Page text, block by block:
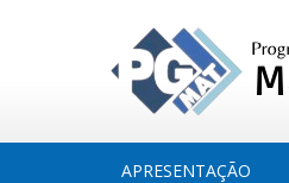
APRESENTAÇÃO